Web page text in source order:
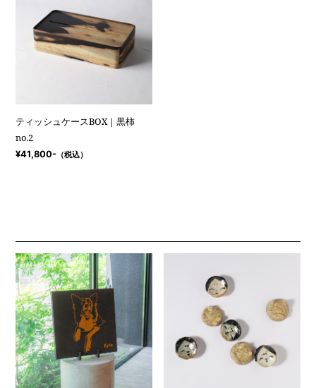
ティッシュケースBOX｜黒柿
no.2
¥41,800- （税込）